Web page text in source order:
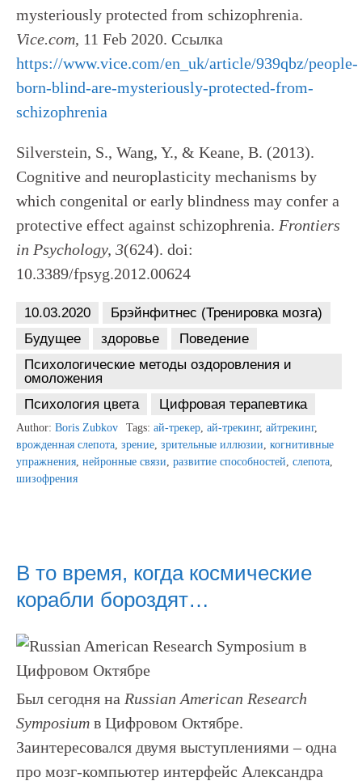
mysteriously protected from schizophrenia.
Vice.com, 11 Feb 2020. Ссылка
https://www.vice.com/en_uk/article/939qbz/people-
born-blind-are-mysteriously-protected-from-
schizophrenia
Silverstein, S., Wang, Y., & Keane, B. (2013).
Cognitive and neuroplasticity mechanisms by
which congenital or early blindness may confer a
protective effect against schizophrenia. Frontiers
in Psychology, 3(624). doi:
10.3389/fpsyg.2012.00624
10.03.2020
Брэйнфитнес (Тренировка мозга)
Будущее
здоровье
Поведение
Психологические методы оздоровления и
омоложения
Психология цвета
Цифровая терапевтика
Author: Boris Zubkov Tags: ай-трекер, ай-трекинг, айтрекинг,
врожденная слепота, зрение, зрительные иллюзии, когнитивные
упражнения, нейронные связи, развитие способностей, слепота,
шизофрения
В то время, когда космические
корабли бороздят…
Был сегодня на Russian American Research
Symposium в Цифровом Октябре.
Заинтересовался двумя выступлениями – одна
про мозг-компьютер интерфейс Александра